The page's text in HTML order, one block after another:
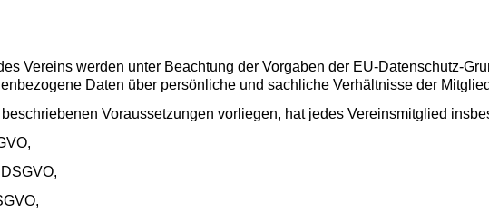
Vereins werden unter Beachtung der Vorgaben der EU-Datenschutz-
Daten über persönliche und sachliche Verhältnisse der
Voraussetzungen vorliegen, hat jedes Vereinsmitglied